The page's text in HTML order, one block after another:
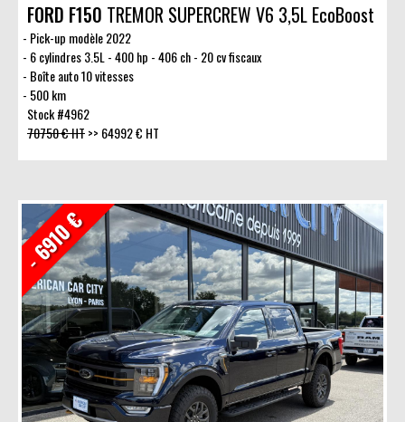
FORD F150 TREMOR SUPERCREW V6 3,5L EcoBoost
Pick-up modèle 2022
6 cylindres 3.5L - 400 hp - 406 ch - 20 cv fiscaux
Boîte auto 10 vitesses
500 km
Stock #4962
70750 € HT>> 64992 € HT
- 6910 €